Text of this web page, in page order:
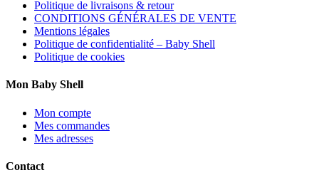
Politique de livraisons & retour
CONDITIONS GÉNÉRALES DE VENTE
Mentions légales
Politique de confidentialité – Baby Shell
Politique de cookies
Mon Baby Shell
Mon compte
Mes commandes
Mes adresses
Contact